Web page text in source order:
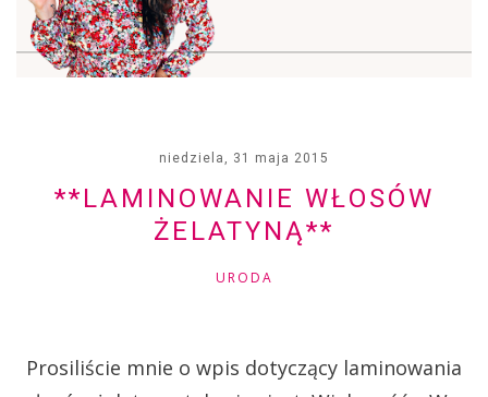
niedziela, 31 maja 2015
**LAMINOWANIE WŁOSÓW
ŻELATYNĄ**
URODA
Prosiliście mnie o wpis dotyczący laminowania